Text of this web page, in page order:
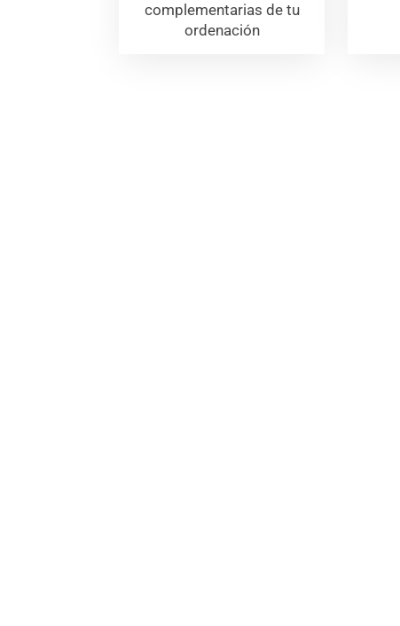
complementarias de tu
ordenación